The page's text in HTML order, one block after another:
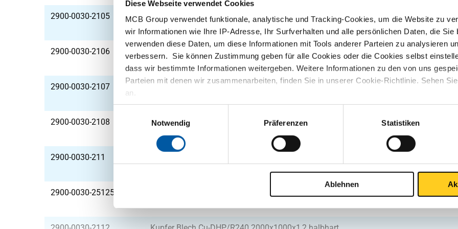
Diese Webseite verwendet Cookies
MCB Group verwendet funktionale, analytische und Tracking-Cookies, um die Website zu
wir Informationen wie Ihre IP-Adresse, Ihr Surfverhalten und alle persönlichen Daten, die
verwenden diese Daten, um diese Informationen mit Tools anderer Parteien zu analysieren
verbessern. Sie können Zustimmung geben für alle Cookies oder die Cookies selbst
dass wir bestimmte Informationen weitergeben. Weitere Informationen zu den von uns
Parteien mit denen wir zusammenarbeiten, finden Sie in unserer Cookie-Richtlinie. Sehen
an.
Notwendig
Präferenzen Statistiken
Ablehnen
2900-0030-2105 Kupfer Blech Cu-DHP/R240 2000x1000x0,5 halbhart
2900-0030-2106 Kupfer Blech Cu-DHP/R240 2000x1000x0,6 halbhart
2900-0030-2107 Kupfer Blech Cu-DHP/R240 2000x1000x0,7 halbhart
2900-0030-2108 Kupfer Blech Cu-DHP/R240 2000x1000x0,8 halbhart
2900-0030-211
2900-0030-251251 Kupfer Blech Cu-DHP/R240 2500x1250x1 halbhart